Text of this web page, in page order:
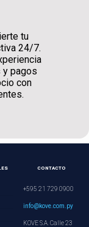
tu
24/7.
y pagos
con
CONTACTO
+595 21 729 0900
info@kove.com.py
KOVE S.A. Calle 23